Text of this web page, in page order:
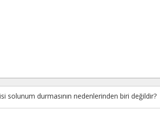
solunum durmasının nedenlerinden biri değildir?